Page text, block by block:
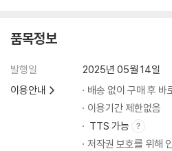
품목정보
발행일
2025년 05월 14일
이용안내
배송 없이 구매 후 바
이용기간 제한없음
TTS 가능
저작권 보호를 위해